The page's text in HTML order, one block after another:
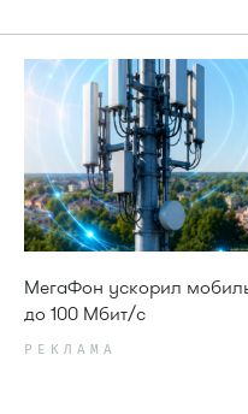
МегаФон ускорил
до 100 Мбит/с
РЕКЛАМА